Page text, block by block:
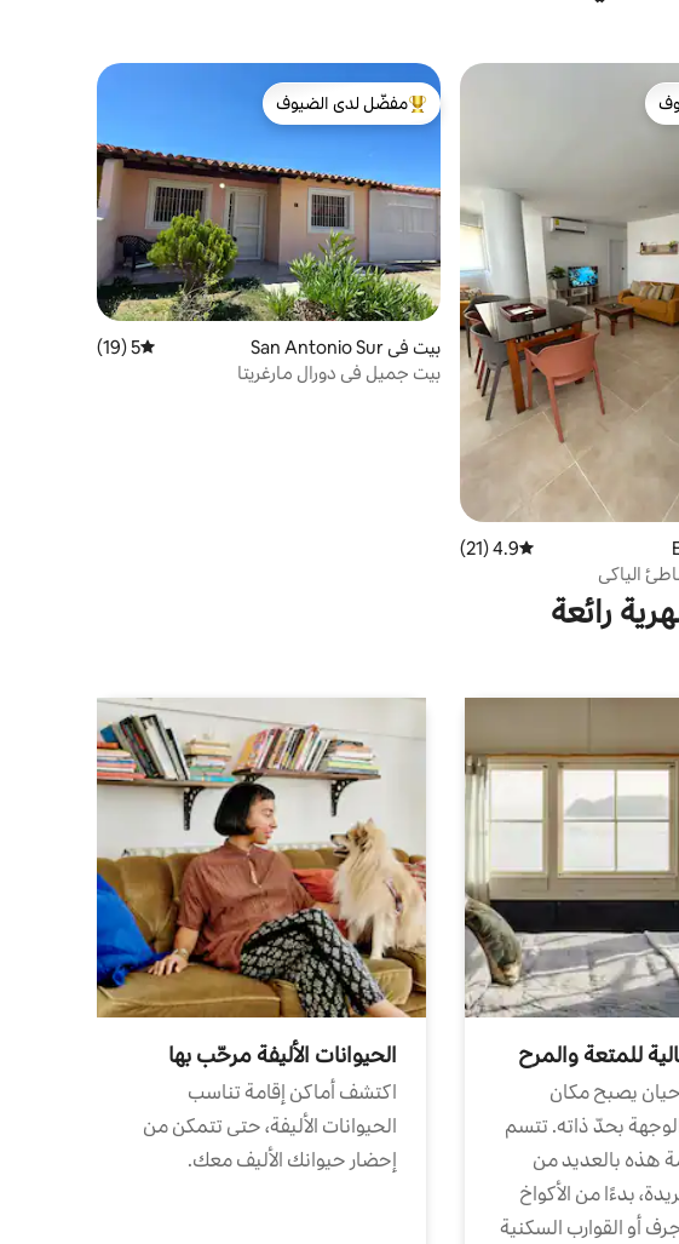
متوسط التقييم 4.9 من 5، 21 مراجعات
4.9 (21)
الياكي
من أبرز البيوت المفضّلة لدى الضيوف
مفضّل لدى الضيوف
بيت في San Antonio Sur متوسط التقييم 5 من 5، 19 مراجعات
5 (19)
بيت جميل في دورال مارغريتا
رائعة
للمتعة والمرح
يصبح مكان
بحدّ ذاته. تتسم
هذه بالعديد من
بدءًا من الأكواخ
أو القوارب السكنية
الحيوانات الأليفة مرحّب بها
اكتشف أماكن إقامة تناسب
الحيوانات الأليفة، حتى تتمكن من
إحضار حيوانك الأليف معك.